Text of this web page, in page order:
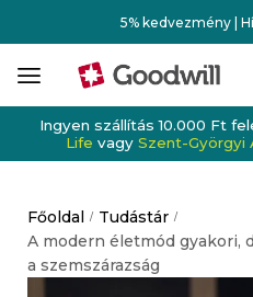
5% kedvezmény |
Ingyen szállítás 10.000 Ft
Life vagy Szent-Györgyi
Főoldal / Tudástár /
A modern életmód gyakori,
a szemszárazság